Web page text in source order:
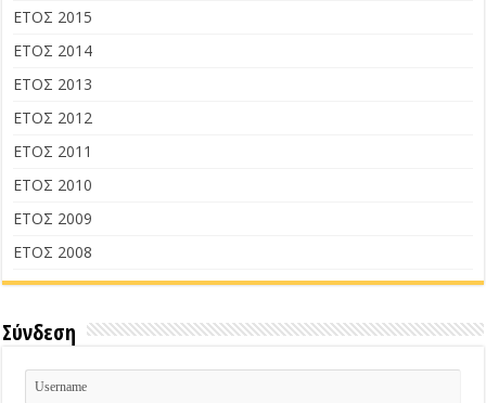
ΕΤΟΣ 2015
ΕΤΟΣ 2014
ΕΤΟΣ 2013
ΕΤΟΣ 2012
ΕΤΟΣ 2011
ΕΤΟΣ 2010
ΕΤΟΣ 2009
ΕΤΟΣ 2008
Σύνδεση